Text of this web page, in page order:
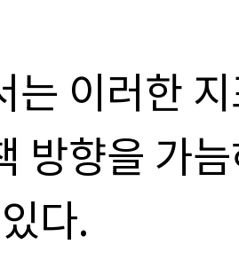
는 이러한
방향을 가
다.